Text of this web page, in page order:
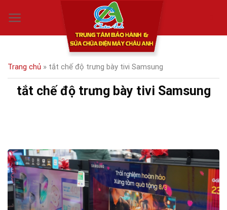
Trang chủ » tắt chế độ trưng bày tivi Samsung
tắt chế độ trưng bày tivi Samsung